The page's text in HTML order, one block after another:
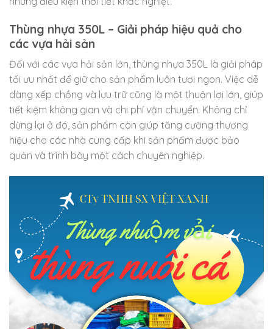
Thùng nhựa 350L – Giải pháp hiệu quả cho
các vựa hải sản
Đối với các vựa hải sản lớn, thùng nhựa 350L là giải pháp
tối ưu nhất để giữ cho sản phẩm luôn tươi ngon. Việc dễ
dàng xếp chồng và lưu trữ cũng là một thuận lợi lớn, giúp
tiết kiệm không gian và chi phí vận chuyển. Không chỉ
dừng lại ở đó, sản phẩm còn giúp tăng cường thương
hiệu cho các nhà cung cấp khi sản phẩm được bảo
quản và trình bày một cách chuyên nghiệp.